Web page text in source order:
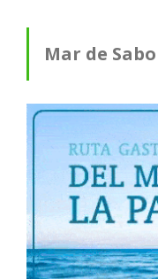
Mar de